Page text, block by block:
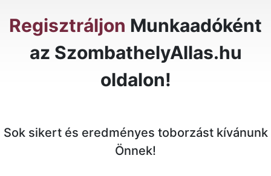
Regisztráljon Munkaadóként
az SzombathelyAllas.hu
oldalon!
Sok sikert és eredményes toborzást kívánunk
Önnek!